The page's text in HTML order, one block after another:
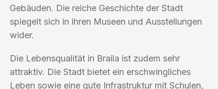
Gebäuden. Die reiche Geschichte der Stadt
spiegelt sich in ihren Museen und Ausstellungen
wider.
Die Lebensqualität in Braila ist zudem sehr
attraktiv. Die Stadt bietet ein erschwingliches
Leben sowie eine gute Infrastruktur mit Schulen,